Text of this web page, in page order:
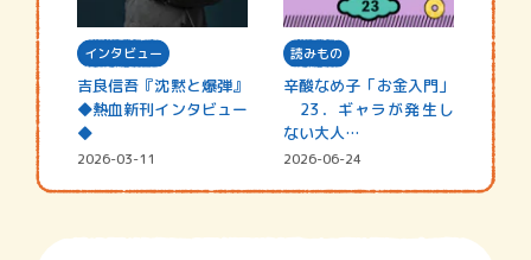
インタビュー
吉良信吾『沈黙と爆弾』
◆熱血新刊インタビュー
◆
2026-03-11
読みもの
辛酸なめ子「お金入門」
23．ギャラが発生し
ない大人…
2026-06-24